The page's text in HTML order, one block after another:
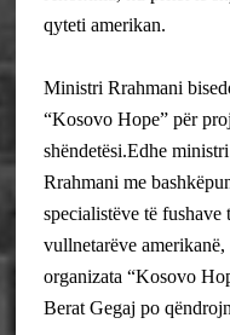
qyteti amerikan.
Ministri Rrahmani
“Kosovo Hope” për
shëndetësi.Edhe
Rrahmani me
specialistëve të fushave
vullnetarëve
organizata “Kosovo
Berat Gegaj po